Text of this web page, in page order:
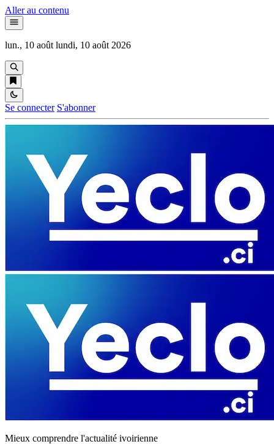
Aller au contenu
lun., 10 août lundi, 10 août 2026
Se connecter S'abonner
Mieux comprendre l'actualité ivoirienne